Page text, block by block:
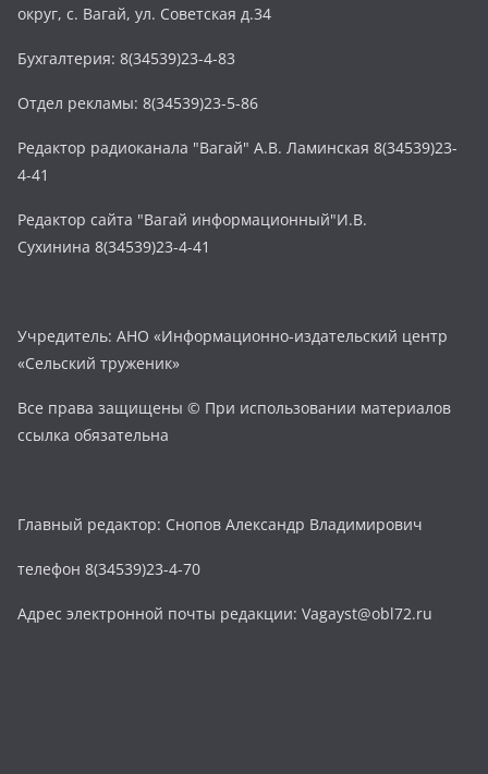
округ, с. Вагай, ул. Советская д.34
Бухгалтерия: 8(34539)23-4-83
Отдел рекламы: 8(34539)23-5-86
Редактор радиоканала "Вагай" А.В. Ламинская 8(34539)23-
4-41
Редактор сайта "Вагай информационный"И.В.
Сухинина 8(34539)23-4-41
Учредитель: АНО «Информационно-издательский центр
«Сельский труженик»
Все права защищены © При использовании материалов
ссылка обязательна
Главный редактор: Снопов Александр Владимирович
телефон 8(34539)23-4-70
Адрес электронной почты редакции: Vagayst@obl72.ru